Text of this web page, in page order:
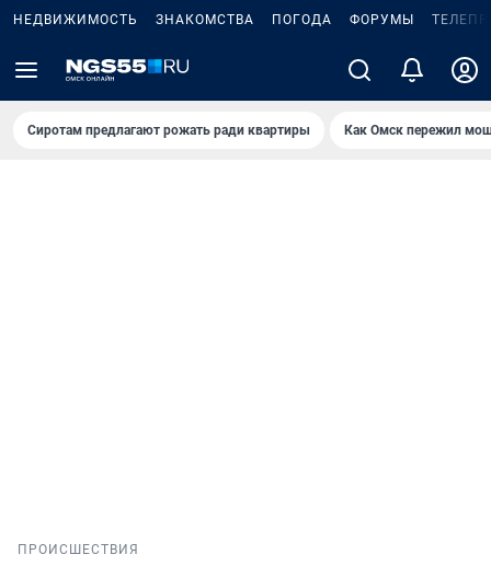
НЕДВИЖИМОСТЬ ЗНАКОМСТВА ПОГОДА ФОРУМЫ
Сиротам предлагают рожать ради квартиры Как Омск пережил
ПРОИСШЕСТВИЯ